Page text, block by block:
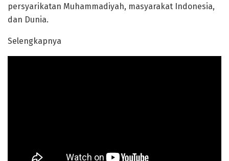
persyarikatan Muhammadiyah, masyarakat Indonesia,
dan Dunia.
Selengkapnya